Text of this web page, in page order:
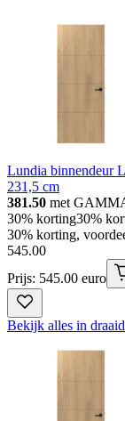
Lundia binnendeur
231,5 cm
381.50 met
30% korting30%
30% korting,
545.00
Prijs: 545.00 euro
Bekijk alles in